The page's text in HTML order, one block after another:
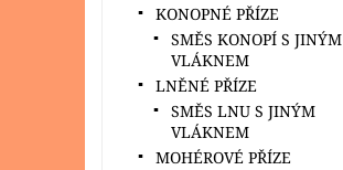
KONOPNÉ PŘÍZE
SMĚS KONOPÍ S JINÝM
VLÁKNEM
LNĚNÉ PŘÍZE
SMĚS LNU S JINÝM
VLÁKNEM
MOHÉROVÉ PŘÍZE